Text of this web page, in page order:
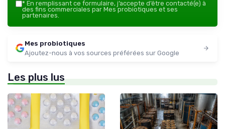
* En remplissant ce formulaire, j’accepte d’être contacté(e) à
des fins commerciales par Mes probiotiques et ses
partenaires.
Mes probiotiques
Ajoutez-nous à vos sources préférées sur Google
Les plus lus